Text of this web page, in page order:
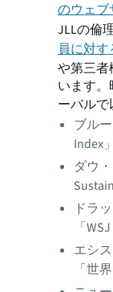
のウェブ
JLLの倫
員に対
や第三者
います。
ーバル
ブル
Index」
ダウ
ドラ
「
エシ
「世